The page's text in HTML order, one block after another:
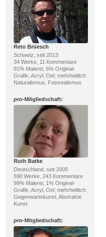
Reto Brüesch
Schweiz, seit 2013
34 Werke, 11 Kommentare
91% Malerei, 6% Original-
Grafik; Acryl, Oel; mehrheitlich:
Naturalismus, Fotorealismus
pro-Mitgliedschaft:
Ruth Batke
Deutschland, seit 2005
590 Werke, 243 Kommentare
99% Malerei, 1% Original-
Grafik; Acryl, Oel; mehrheitlich:
Gegenwartskunst, Abstrakte
Kunst
pro-Mitgliedschaft: